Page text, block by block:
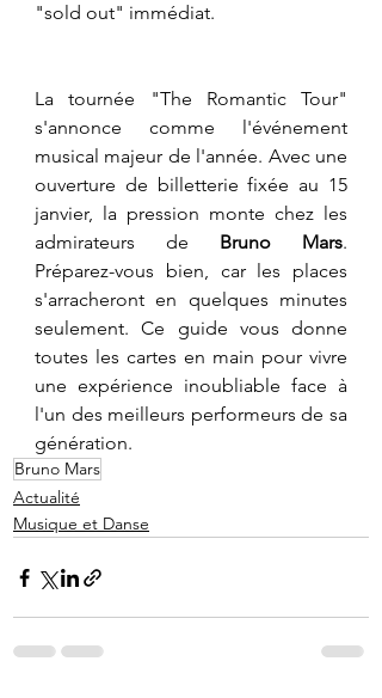
"sold out" immédiat.
​La tournée "The Romantic Tour"
s'annonce comme l'événement
musical majeur de l'année. Avec une
ouverture de billetterie fixée au 15
janvier, la pression monte chez les
admirateurs de Bruno Mars.
Préparez-vous bien, car les places
s'arracheront en quelques minutes
seulement. Ce guide vous donne
toutes les cartes en main pour vivre
une expérience inoubliable face à
l'un des meilleurs performeurs de sa
génération.
Bruno Mars
Actualité
Musique et Danse